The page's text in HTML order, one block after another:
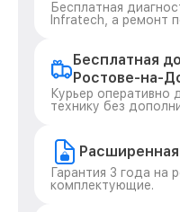
Бесплатная
Infratech, а ремонт
Бесплатная
Ростове-на-
Курьер оперативно
технику без
Расширенная
Гарантия 3 года на
комплектующие.